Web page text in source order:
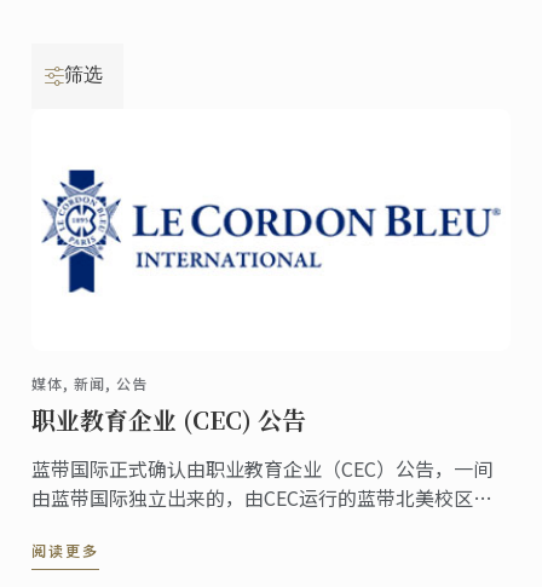
筛选
媒体, 新闻, 公告
职业教育企业 (CEC) 公告
蓝带国际正式确认由职业教育企业（CEC）公告，一间
由蓝带国际独立出来的，由CEC运行的蓝带北美校区将
美最后一次入学学期为2016年1月份。
阅读更多